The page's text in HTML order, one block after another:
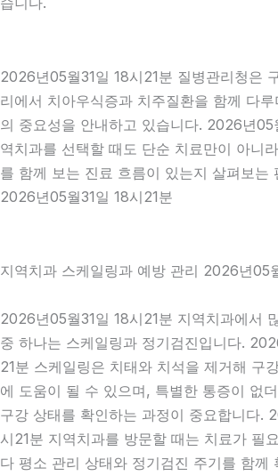
2026년05월31일 18시21분 질병관리청은
리에서 치아우식증과 치주질환을 함께 다
의 중요성을 안내하고 있습니다. 2026년05
역치과를 선택할 때도 단순 치료만이 아니
를 함께 보는 진료 흐름이 있는지 살펴보는
2026년05월31일 18시21분
지역치과 스케일링과 예방 관리 2026년05
2026년05월31일 18시21분 지역치과에서
중 하나는 스케일링과 정기검진입니다.
21분 스케일링은 치태와 치석을 제거해 구
에 도움이 될 수 있으며, 특별한 통증이 없
구강 상태를 확인하는 과정이 중요합니다.
시21분 지역치과를 방문할 때는 치료가 필
다 평소 관리 상태와 정기검진 주기를 함께